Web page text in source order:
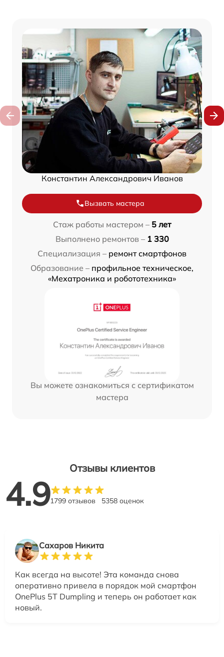
Константин Александрович Иванов
Вызвать мастера
Стаж работы мастером – 5 лет
Выполнено ремонтов – 1 330
Специализация – ремонт смартфонов
Образование – профильное техническое,
«Мехатроника и робототехника»
Вы можете ознакомиться с сертификатом
мастера
Отзывы клиентов
4.91799 отзывов 5358 оценок
Сахаров Никита
Как всегда на высоте! Эта команда снова
оперативно привела в порядок мой смартфон
OnePlus 5T Dumpling и теперь он работает как
новый.